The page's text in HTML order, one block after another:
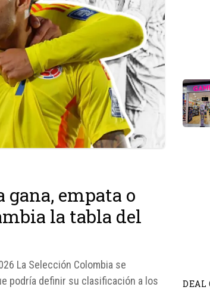
gana, empata o
la tabla del
La Selección Colombia se
podría definir su clasificación a los
DEAL